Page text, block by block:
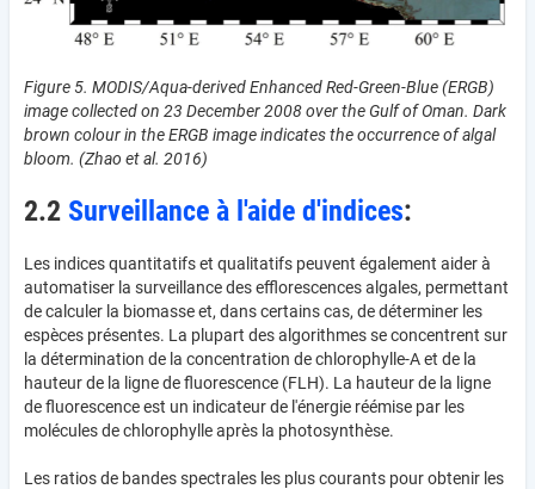
Figure 5. MODIS/Aqua-derived Enhanced Red-Green-Blue (ERGB)
image collected on 23 December 2008 over the Gulf of Oman. Dark
brown colour in the ERGB image indicates the occurrence of algal
bloom. (Zhao et al. 2016)
2.2 Surveillance à l'aide d'indices:
Les indices quantitatifs et qualitatifs peuvent également aider à
automatiser la surveillance des efflorescences algales, permettant
de calculer la biomasse et, dans certains cas, de déterminer les
espèces présentes. La plupart des algorithmes se concentrent sur
la détermination de la concentration de chlorophylle-A et de la
hauteur de la ligne de fluorescence (FLH). La hauteur de la ligne
de fluorescence est un indicateur de l'énergie réémise par les
molécules de chlorophylle après la photosynthèse.
Les ratios de bandes spectrales les plus courants pour obtenir les